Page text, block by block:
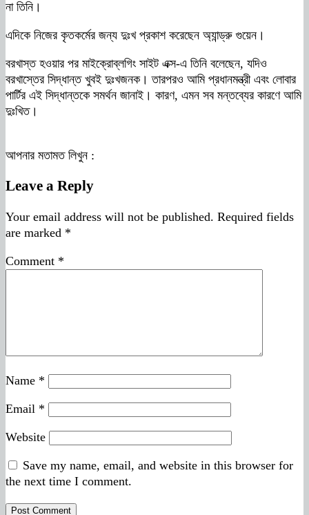
না তিনি।
এদিকে নিজের কৃতকর্মের জন্য দুঃখ প্রকাশ করেছেন অ্যান্ড্রু গুয়েন।
বরখাস্ত হওয়ার পর মাইক্রোব্লগিং সাইট এক্স-এ তিনি বলেছেন, যদিও
বরখাস্তের সিদ্ধান্ত খুবই দুঃখজনক। তারপরও আমি প্রধানমন্ত্রী এবং লোবার
পার্টির এই সিদ্ধান্তকে সমর্থন জানাই। কারণ, এমন সব মন্তব্যের কারণে আমি
দুঃখিত।
আপনার মতামত লিখুন :
Leave a Reply
Your email address will not be published. Required fields
are marked *
Comment *
Name *
Email *
Website
Save my name, email, and website in this browser for
the next time I comment.